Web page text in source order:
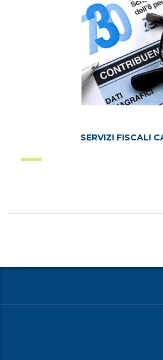
SERVIZI FISCALI